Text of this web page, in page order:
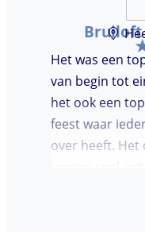
Bruiloft
Het was een
van begin tot
het ook een
feest waar
over heeft. Het
kregen snel